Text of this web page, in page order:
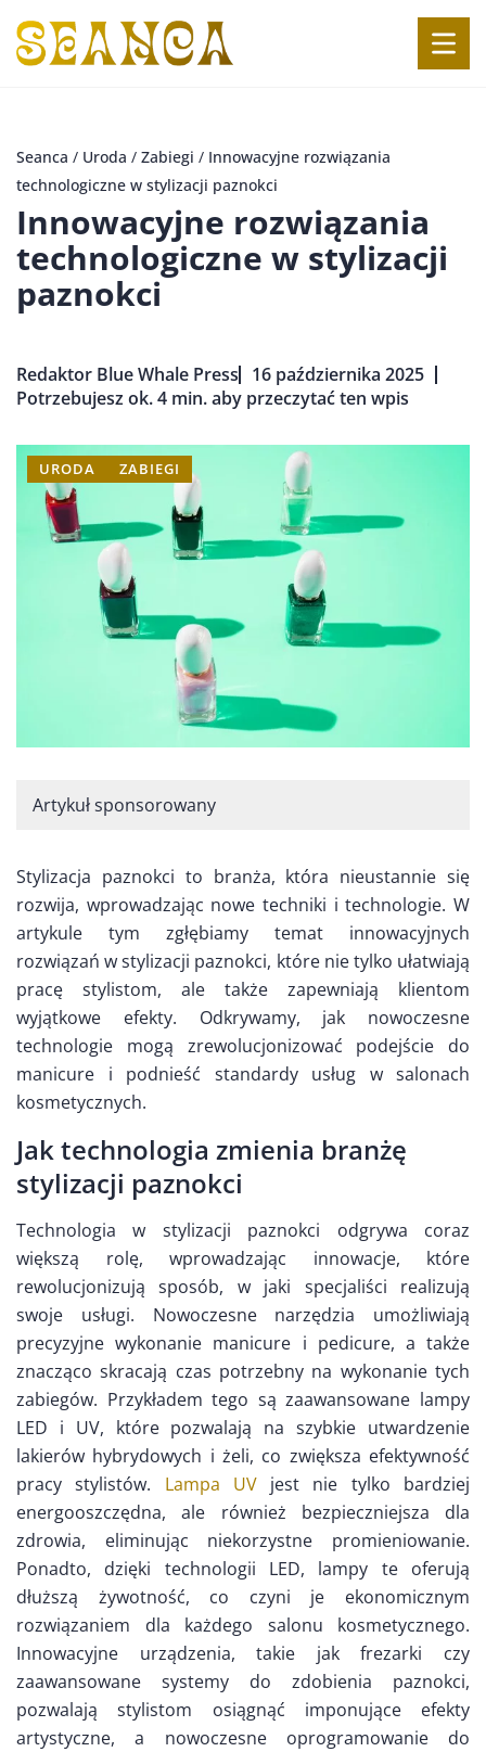
Seanca / Uroda / Zabiegi / Innowacyjne rozwiązania
technologiczne w stylizacji paznokci
Innowacyjne rozwiązania
technologiczne w stylizacji
paznokci
Redaktor Blue Whale Press
16 października 2025
Potrzebujesz ok. 4 min. aby przeczytać ten wpis
URODA ZABIEGI
Artykuł sponsorowany
Stylizacja paznokci to branża, która nieustannie się
rozwija, wprowadzając nowe techniki i technologie. W
artykule tym zgłębiamy temat innowacyjnych
rozwiązań w stylizacji paznokci, które nie tylko ułatwiają
pracę stylistom, ale także zapewniają klientom
wyjątkowe efekty. Odkrywamy, jak nowoczesne
technologie mogą zrewolucjonizować podejście do
manicure i podnieść standardy usług w salonach
kosmetycznych.
Jak technologia zmienia branżę
stylizacji paznokci
Technologia w stylizacji paznokci odgrywa coraz
większą rolę, wprowadzając innowacje, które
rewolucjonizują sposób, w jaki specjaliści realizują
swoje usługi. Nowoczesne narzędzia umożliwiają
precyzyjne wykonanie manicure i pedicure, a także
znacząco skracają czas potrzebny na wykonanie tych
zabiegów. Przykładem tego są zaawansowane lampy
LED i UV, które pozwalają na szybkie utwardzenie
lakierów hybrydowych i żeli, co zwiększa efektywność
pracy stylistów. Lampa UVjest nie tylko bardziej
energooszczędna, ale również bezpieczniejsza dla
zdrowia, eliminując niekorzystne promieniowanie.
Ponadto, dzięki technologii LED, lampy te oferują
dłuższą żywotność, co czyni je ekonomicznym
rozwiązaniem dla każdego salonu kosmetycznego.
Innowacyjne urządzenia, takie jak frezarki czy
zaawansowane systemy do zdobienia paznokci,
pozwalają stylistom osiągnąć imponujące efekty
artystyczne, a nowoczesne oprogramowanie do